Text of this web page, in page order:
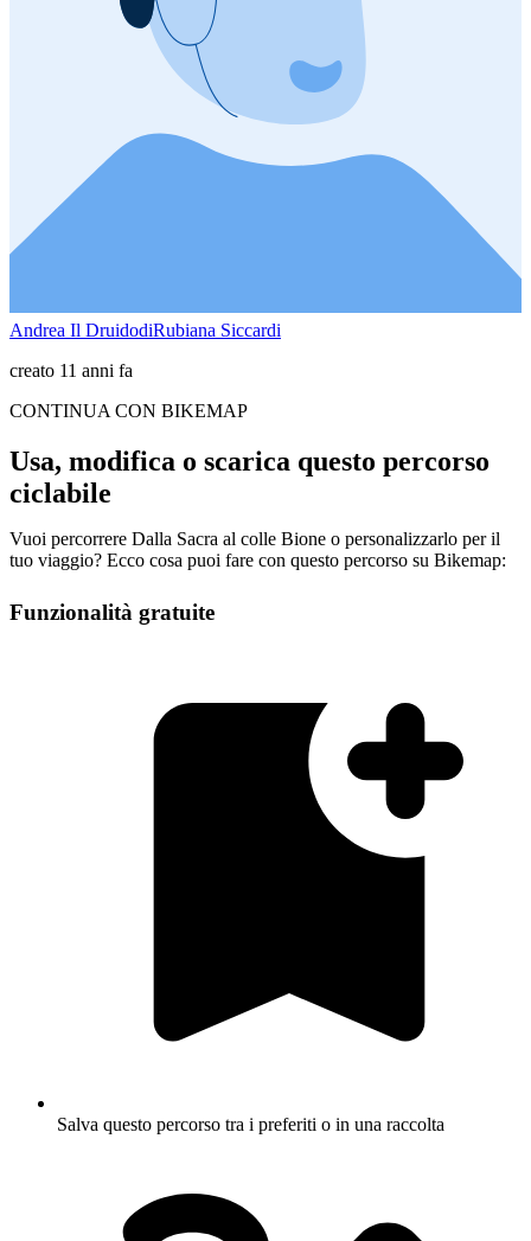
Andrea Il DruidodiRubiana Siccardi
creato 11 anni fa
CONTINUA CON BIKEMAP
Usa, modifica o scarica questo percorso
ciclabile
Vuoi percorrere Dalla Sacra al colle Bione o personalizzarlo per il
tuo viaggio? Ecco cosa puoi fare con questo percorso su Bikemap:
Funzionalità gratuite
Salva questo percorso tra i preferiti o in una raccolta